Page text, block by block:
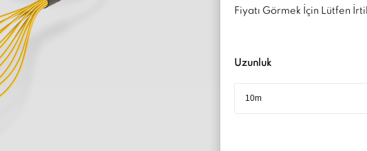
Fiyatı Görmek İçin Lütfen
Uzunluk